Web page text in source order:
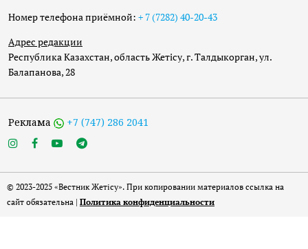
Номер телефона приёмной: + 7 (7282) 40-20-43
Адрес редакции
Республика Казахстан, область Жетісу, г. Талдыкорган, ул.
Балапанова, 28
Реклама +7 (747) 286 2041
© 2023-2025 «Вестник Жетісу». При копировании материалов ссылка на
сайт обязательна | Политика конфиденциальности